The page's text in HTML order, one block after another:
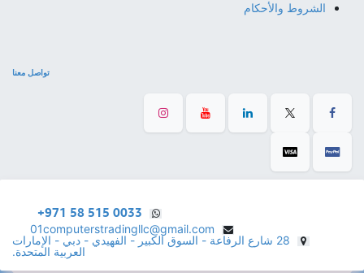
الشروط والأحكام
تواصل معنا
+971 58 515 0033
01computerstradingllc@gmail.com
28 شارع الرفاعة - السوق الكبير - الفهيدي - دبي - الإمارات
العربية المتحدة.